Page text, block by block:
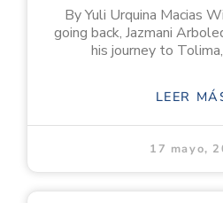
By Yuli Urquina Macias
going back, Jazmani
his journey to
LEER
17 mayo,